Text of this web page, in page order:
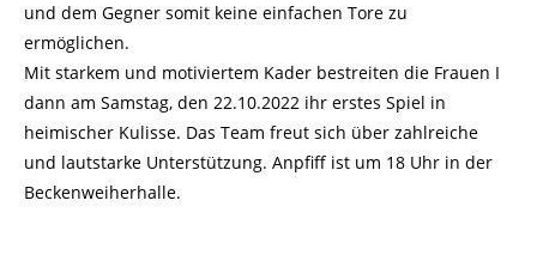
und dem Gegner somit keine einfachen Tore zu
ermöglichen.
Mit starkem und motiviertem Kader bestreiten die Frauen I
dann am Samstag, den 22.10.2022 ihr erstes Spiel in
heimischer Kulisse. Das Team freut sich über zahlreiche
und lautstarke Unterstützung. Anpfiff ist um 18 Uhr in der
Beckenweiherhalle.